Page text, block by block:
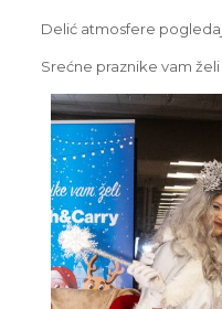
Delić atmosfere
Srećne praznike vam želi